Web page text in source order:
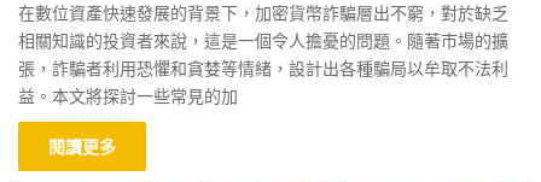
在數位資產快速發展的背景下，加密貨幣詐騙層出不窮，對於缺乏
相關知識的投資者來說，這是一個令人擔憂的問題。隨著市場的擴
張，詐騙者利用恐懼和貪婪等情緒，設計出各種騙局以牟取不法利
益。本文將探討一些常見的加
閱讀更多